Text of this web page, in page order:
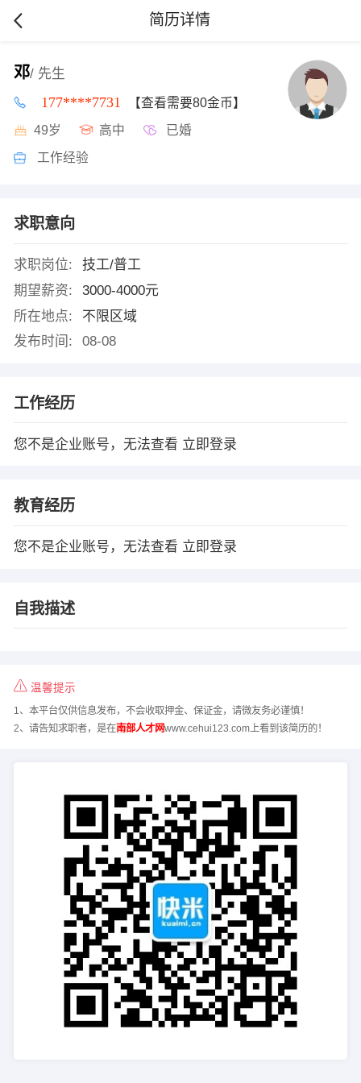
简历详情
邓/ 先生
177****7731 【查看需要80金币】
49岁 高中 已婚
工作经验
求职意向
求职岗位:
技工/普工
期望薪资:
3000-4000元
所在地点:
不限区域
发布时间:
08-08
工作经历
您不是企业账号，无法查看 立即登录
教育经历
您不是企业账号，无法查看 立即登录
自我描述
温馨提示
1、本平台仅供信息发布，不会收取押金、保证金，请微友务必谨慎！
2、请告知求职者，是在南部人才网www.cehui123.com上看到该简历的！